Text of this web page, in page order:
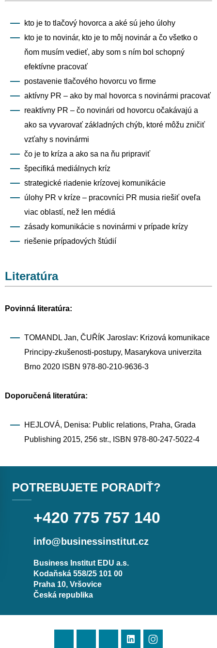
kto je to tlačový hovorca a aké sú jeho úlohy
kto je to novinár, kto je to môj novinár a čo všetko o
ňom musím vedieť, aby som s ním bol schopný
efektívne pracovať
postavenie tlačového hovorcu vo firme
aktívny PR – ako by mal hovorca s novinármi pracovať
reaktívny PR – čo novinári od hovorcu očakávajú a
ako sa vyvarovať základných chýb, ktoré môžu zničiť
vzťahy s novinármi
čo je to kríza a ako sa na ňu pripraviť
špecifiká mediálnych kríz
strategické riadenie krízovej komunikácie
úlohy PR v kríze – pracovníci PR musia riešiť oveľa
viac oblastí, než len médiá
zásady komunikácie s novinármi v prípade krízy
riešenie prípadových štúdií
Literatúra
Povinná literatúra:
TOMANDL Jan, ČUŘÍK Jaroslav: Krizová komunikace
Principy-zkušenosti-postupy, Masarykova univerzita
Brno 2020 ISBN 978-80-210-9636-3
Doporučená literatúra:
HEJLOVÁ, Denisa: Public relations, Praha, Grada
Publishing 2015, 256 str., ISBN 978-80-247-5022-4
POTREBUJETE PORADIŤ?
+420 775 757 140
info@businessinstitut.cz
Business Institut EDU a.s.
Kodaňská 558/25 101 00
Praha 10, Vršovice
Česká republika